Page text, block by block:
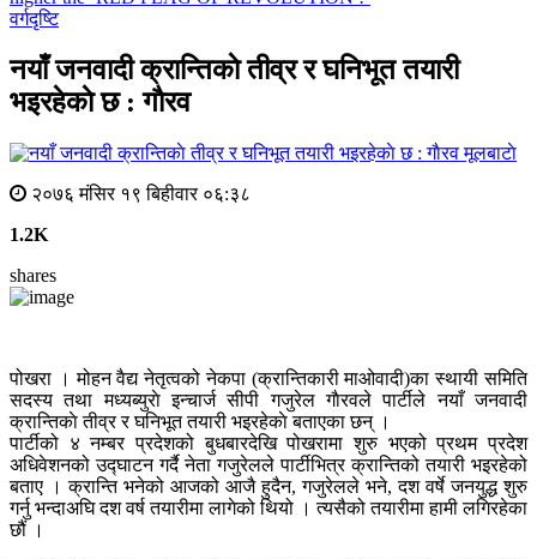
वर्गदृष्टि
नयाँ जनवादी क्रान्तिकाे तीव्र र घनिभूत तयारी
भइरहेकाे छ : गाैरव
मूलबाटाे
२०७६ मंसिर १९ बिहीवार ०६:३८
1.2K
shares
पोखरा । मोहन वैद्य नेतृत्वको नेकपा (क्रान्तिकारी माओवादी)का स्थायी समिति
सदस्य तथा मध्यब्युराे इन्चार्ज सीपी गजुरेल गाैरवले पार्टीले नयाँ जनवादी
क्रान्तिकाे तीव्र र घनिभूत तयारी भइरहेकाे बताएका छन् ।
पार्टीको ४ नम्बर प्रदेशको बुधबारदेखि पोखरामा शुरु भएको प्रथम प्रदेश
अधिवेशनको उद्घाटन गर्दै नेता गजुरेलले पार्टीभित्र क्रान्तिको तयारी भइरहेको
बताए । क्रान्ति भनेको आजको आजै हुदैन, गजुरेलले भने, दश वर्षे जनयुद्ध शुरु
गर्नु भन्दाअघि दश वर्ष तयारीमा लागेको थियो । त्यसैको तयारीमा हामी लगिरहेका
छौं ।